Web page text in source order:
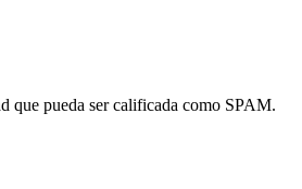
que pueda ser calificada como SPAM.